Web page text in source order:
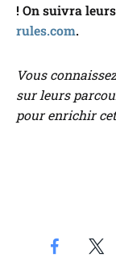
! On suivra
rules.com.
Vous
sur leurs
pour enrichir